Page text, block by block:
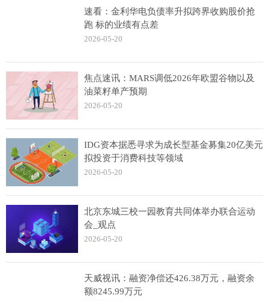
速看：金利华电负债率升拟跨界收购股价抢
跑 标的业绩有点差
2026-05-20
焦点速讯：MARS调低2026年欧盟谷物以及
油菜籽单产预期
2026-05-20
IDG资本据悉寻求为成长型基金募集20亿美元
拟投资于消费科技等领域
2026-05-20
北京东城三校一园教育共同体举办联合运动
会_观点
2026-05-20
天威视讯：融资净偿还426.38万元，融资余
额8245.99万元